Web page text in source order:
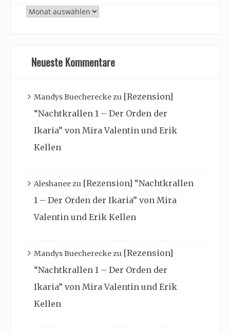
Archiv
Neueste Kommentare
Mandys Buechereckezu [Rezension]
“Nachtkrallen 1 – Der Orden der
Ikaria” von Mira Valentin und Erik
Kellen
Aleshaneezu [Rezension] “Nachtkrallen
1 – Der Orden der Ikaria” von Mira
Valentin und Erik Kellen
Mandys Buechereckezu [Rezension]
“Nachtkrallen 1 – Der Orden der
Ikaria” von Mira Valentin und Erik
Kellen